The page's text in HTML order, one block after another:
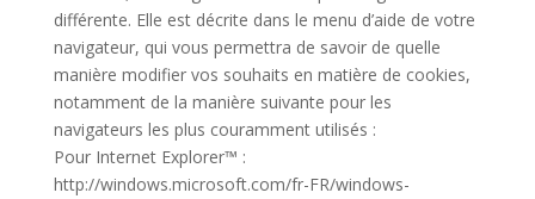
différente. Elle est décrite dans le menu d’aide de votre
navigateur, qui vous permettra de savoir de quelle
manière modifier vos souhaits en matière de cookies,
notamment de la manière suivante pour les
navigateurs les plus couramment utilisés :
Pour Internet Explorer™ :
http://windows.microsoft.com/fr-FR/windows-